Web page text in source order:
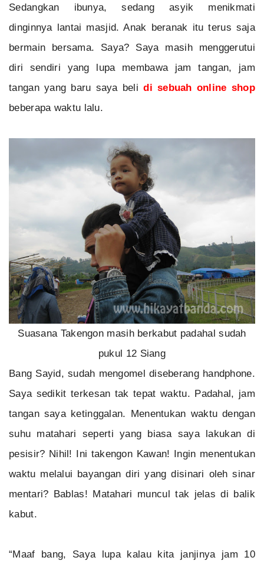
Sedangkan ibunya, sedang asyik menikmati
dinginnya lantai masjid. Anak beranak itu terus saja
bermain bersama. Saya? Saya masih menggerutui
diri sendiri yang lupa membawa jam tangan, jam
tangan yang baru saya belidi sebuah online shop
beberapa waktu lalu.
Suasana Takengon masih berkabut padahal sudah
pukul 12 Siang
Bang Sayid, sudah mengomel diseberang handphone.
Saya sedikit terkesan tak tepat waktu. Padahal, jam
tangan saya ketinggalan. Menentukan waktu dengan
suhu matahari seperti yang biasa saya lakukan di
pesisir? Nihil! Ini takengon Kawan! Ingin menentukan
waktu melalui bayangan diri yang disinari oleh sinar
mentari? Bablas! Matahari muncul tak jelas di balik
kabut.
“Maaf bang, Saya lupa kalau kita janjinya jam 10